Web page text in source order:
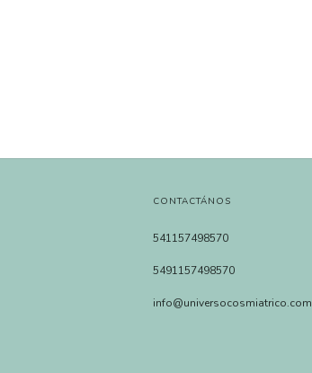
CONTACTÁNOS
541157498570
5491157498570
info@universocosmiatrico.com